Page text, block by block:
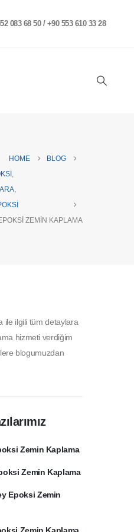
083 68 50 / +90 553 610 33 28
HOME
BLOG
ZEMIN KAPLAMA
ile ilgili tüm detaylara
hizmeti verdiğim
blogumuzdan
Zemin Kaplama
Zemin Kaplama
Epoksi Zemin